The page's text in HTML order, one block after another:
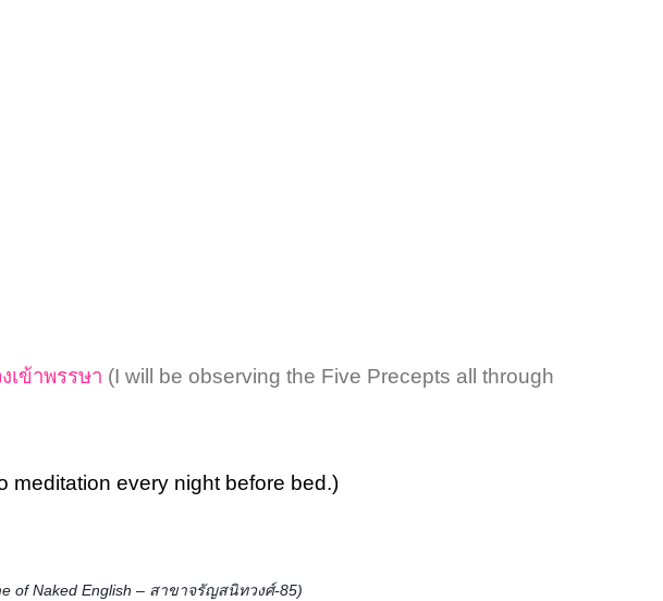
เข้าพรรษา (I will be observing the Five Precepts all through
meditation every night before bed.)
of Naked English – สาขาจรัญสนิทวงศ์-85)